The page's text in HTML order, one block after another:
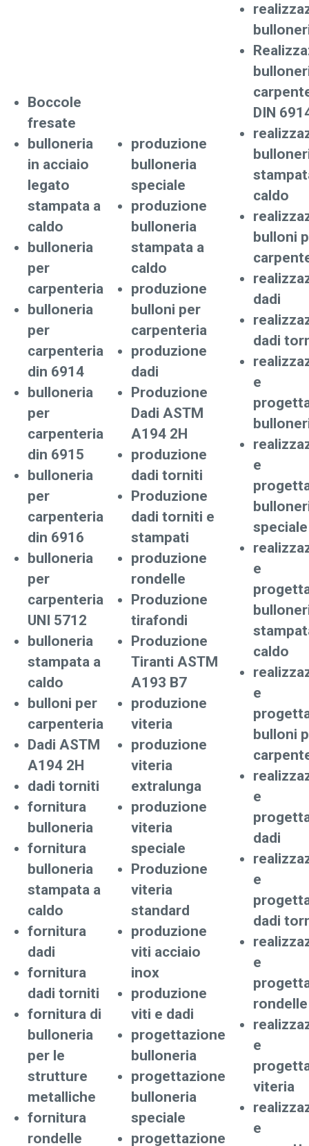
Boccole
fresate
bulloneria
in acciaio
legato
stampata a
caldo
bulloneria
per
carpenteria
bulloneria
per
carpenteria
din 6914
bulloneria
per
carpenteria
din 6915
bulloneria
per
carpenteria
din 6916
bulloneria
per
carpenteria
UNI 5712
bulloneria
stampata a
caldo
bulloni per
carpenteria
Dadi ASTM
A194 2H
dadi torniti
fornitura
bulloneria
fornitura
bulloneria
stampata a
caldo
fornitura
dadi
fornitura
dadi torniti
fornitura di
bulloneria
per le
strutture
metalliche
fornitura
rondelle
produzione
bulloneria
speciale
produzione
bulloneria
stampata a
caldo
produzione
bulloni per
carpenteria
produzione
dadi
Produzione
Dadi ASTM
A194 2H
produzione
dadi torniti
Produzione
dadi torniti e
stampati
produzione
rondelle
Produzione
tirafondi
Produzione
Tiranti ASTM
A193 B7
produzione
viteria
produzione
viteria
extralunga
produzione
viteria
speciale
Produzione
viteria
standard
produzione
viti acciaio
inox
produzione
viti e dadi
progettazione
bulloneria
progettazione
bulloneria
speciale
progettazione
DIN
caldo
bulloni
dadi
dadi
e
e
speciale
e
caldo
e
bulloni
e
dadi
e
dadi
e
rondelle
e
viteria
e